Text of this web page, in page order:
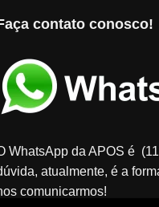
contato conosco!
WhatsApp da APOS é
atualmente, é a
comunicarmos!